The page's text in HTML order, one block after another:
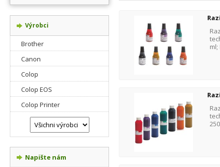
Výrobci
Brother
Canon
Colop
Colop EOS
Colop Printer
Napište nám